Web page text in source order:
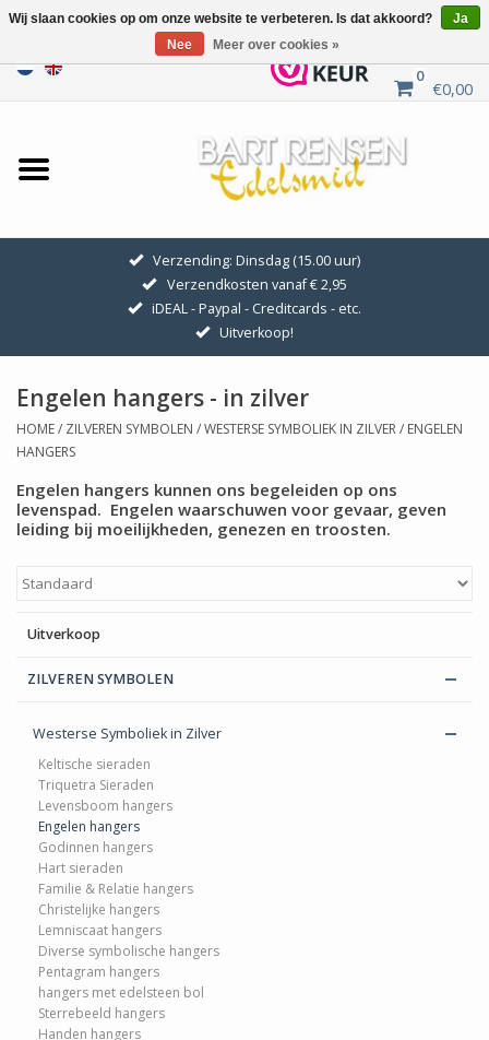
0
€0,00
Home
Uitverkoop
GOUDEN SYMBOLEN
Hanger Kettingen
Oorhangers
Blog
Verzending: Dinsdag (15.00 uur)
Verzendkosten vanaf € 2,95
iDEAL - Paypal - Creditcards - etc.
Uitverkoop!
Engelen hangers - in zilver
HOME/ ZILVEREN SYMBOLEN /WESTERSE SYMBOLIEK IN ZILVER/ ENGELEN
HANGERS
Engelen hangers kunnen ons begeleiden op ons
levenspad. Engelen waarschuwen voor gevaar, geven
leiding bij moeilijkheden, genezen en troosten.
Uitverkoop
ZILVEREN SYMBOLEN
Westerse Symboliek in Zilver
Keltische sieraden
Triquetra Sieraden
Levensboom hangers
Engelen hangers
Godinnen hangers
Hart sieraden
Familie & Relatie hangers
Christelijke hangers
Lemniscaat hangers
Diverse symbolische hangers
Pentagram hangers
hangers met edelsteen bol
Sterrebeeld hangers
Handen hangers
Wij slaan cookies op om onze website te verbeteren. Is dat akkoord?
Ja
Nee
Meer over cookies »